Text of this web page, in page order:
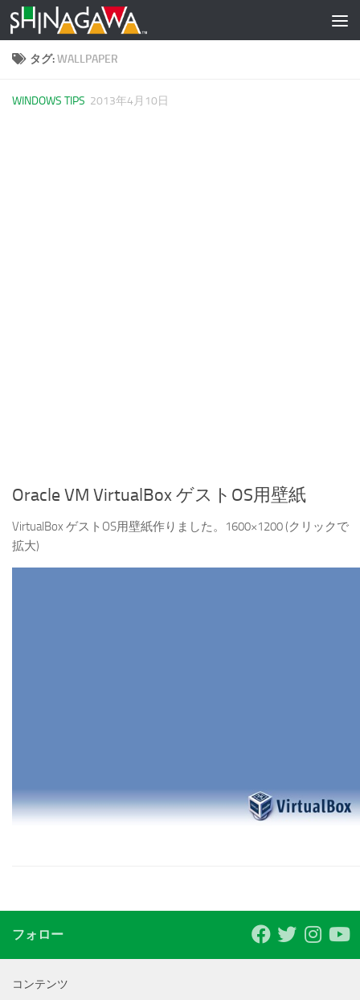
コンテンツへスキップ
タグ:WALLPAPER
WINDOWS TIPS 2013年4月10日
Oracle VM VirtualBox ゲストOS用壁紙
VirtualBox ゲストOS用壁紙作りました。1600×1200 (クリックで
拡大)
フォロー
コンテンツ